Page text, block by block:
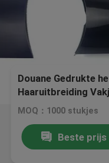
Douane Gedrukte
Haaruitbreiding
van de
MOQ：1000 stukjes
Beste prijs